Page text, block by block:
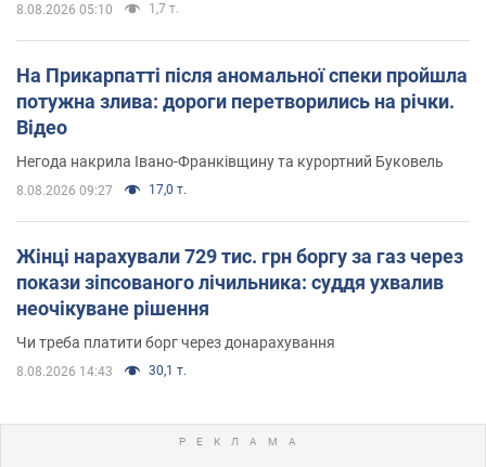
8.08.2026 05:10 1,7 т.
На Прикарпатті після аномальної спеки пройшла
потужна злива: дороги перетворились на річки.
Відео
Негода накрила Івано-Франківщину та курортний Буковель
8.08.2026 09:27 17,0 т.
Жінці нарахували 729 тис. грн боргу за газ через
покази зіпсованого лічильника: суддя ухвалив
неочікуване рішення
Чи треба платити борг через донарахування
8.08.2026 14:43 30,1 т.